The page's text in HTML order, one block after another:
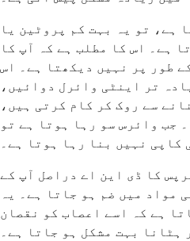
ہے، تو یہ بہت کم پروٹین یا
ہے۔ اس کا مطلب ہے کہ آپ کا
طور پر نہیں دیکھتا ہے۔ اس
تر اینٹی وائرل دوائیں،
سے روک کر کام کرتی ہیں،
جب وائرس سو رہا ہوتا ہے تو
کاپی نہیں بنا رہا ہوتا ہے۔
کا ڈی این اے دراصل آپ کے
مواد میں ضم ہو جاتا ہے۔ یہ
ہے کہ اسے اعصاب کو نقصان
ہٹانا بہت مشکل ہو جاتا ہے۔